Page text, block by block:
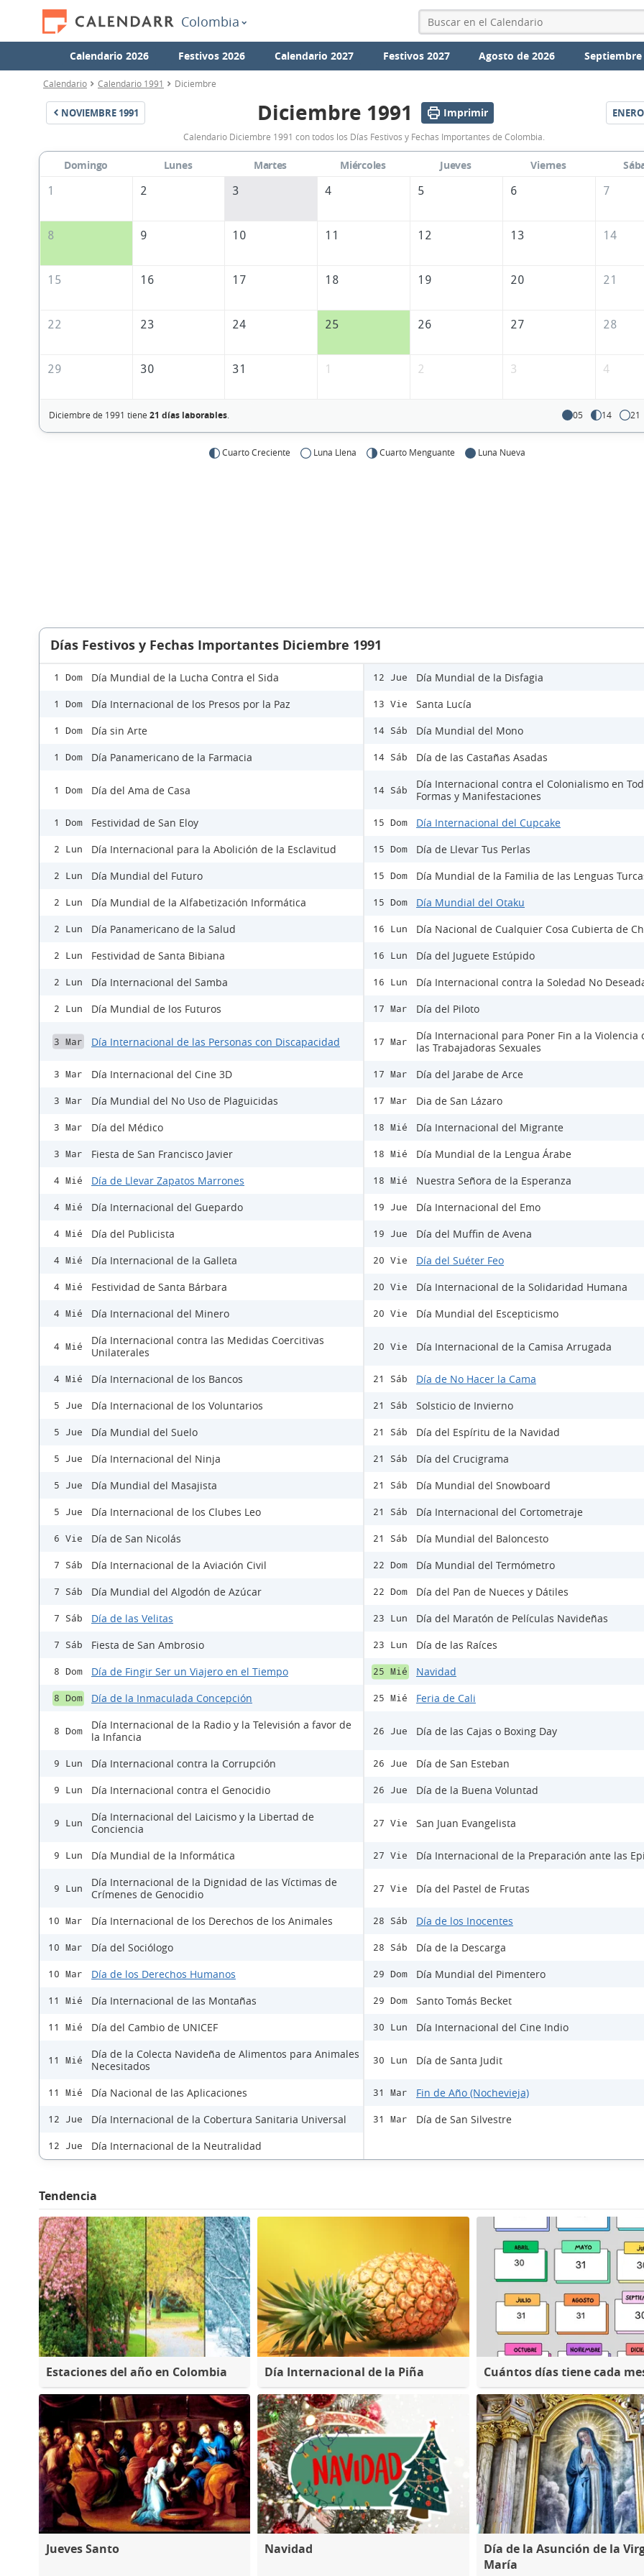
Colombia
Calendario 2026 Festivos 2026 Calendario 2027 Festivos 2027 Agosto de 2026 Septiembre
Calendario Calendario 1991 Diciembre
NOVIEMBRE 1991
Calendario
Diciembre
1991
Colombia
Diciembre 1991 Imprimir ENERO
Calendario Diciembre 1991 con todos los Días Festivos y Fechas Importantes de Colombia.
Domingo Lunes Martes Miércoles Jueves Viernes
1
2 3 4 5 6 7
8 9 10 11 12 13 14
15 16 17 18 19 20 21
22 23 24 25 26 27 28
29 30 31 1 2 3 4
Diciembre de 1991 tiene 21 días laborables. 05 14 21
Cuarto Creciente Luna Llena Cuarto Menguante Luna Nueva
Días Festivos y Fechas Importantes Diciembre 1991
1 Dom Día Mundial de la Lucha Contra el Sida
1 Dom Día Internacional de los Presos por la Paz
1 Dom Día sin Arte
1 Dom Día Panamericano de la Farmacia
1 Dom Día del Ama de Casa
1 Dom Festividad de San Eloy
2 Lun Día Internacional para la Abolición de la Esclavitud
2 Lun Día Mundial del Futuro
2 Lun Día Mundial de la Alfabetización Informática
2 Lun Día Panamericano de la Salud
2 Lun Festividad de Santa Bibiana
2 Lun Día Internacional del Samba
2 Lun Día Mundial de los Futuros
3 Mar Día Internacional de las Personas con Discapacidad
3 Mar Día Internacional del Cine 3D
3 Mar Día Mundial del No Uso de Plaguicidas
3 Mar Día del Médico
3 Mar Fiesta de San Francisco Javier
4 Mié Día de Llevar Zapatos Marrones
4 Mié Día Internacional del Guepardo
4 Mié Día del Publicista
4 Mié Día Internacional de la Galleta
4 Mié Festividad de Santa Bárbara
4 Mié Día Internacional del Minero
4 Mié
Día Internacional contra las Medidas Coercitivas
Unilaterales
4 Mié Día Internacional de los Bancos
5 Jue Día Internacional de los Voluntarios
5 Jue Día Mundial del Suelo
5 Jue Día Internacional del Ninja
5 Jue Día Mundial del Masajista
5 Jue Día Internacional de los Clubes Leo
6 Vie Día de San Nicolás
7 Sáb Día Internacional de la Aviación Civil
7 Sáb Día Mundial del Algodón de Azúcar
7 Sáb Día de las Velitas
7 Sáb Fiesta de San Ambrosio
8 Dom Día de Fingir Ser un Viajero en el Tiempo
8 Dom Día de la Inmaculada Concepción
8 Dom
Día Internacional de la Radio y la Televisión a favor de
la Infancia
9 Lun Día Internacional contra la Corrupción
9 Lun Día Internacional contra el Genocidio
9 Lun
Día Internacional del Laicismo y la Libertad de
Conciencia
9 Lun Día Mundial de la Informática
9 Lun
Día Internacional de la Dignidad de las Víctimas de
Crímenes de Genocidio
10 Mar Día Internacional de los Derechos de los Animales
10 Mar Día del Sociólogo
10 Mar Día de los Derechos Humanos
11 Mié Día Internacional de las Montañas
11 Mié Día del Cambio de UNICEF
11 Mié
Día de la Colecta Navideña de Alimentos para Animales
Necesitados
11 Mié Día Nacional de las Aplicaciones
12 Jue Día Internacional de la Cobertura Sanitaria Universal
12 Jue Día Internacional de la Neutralidad
12 Jue Día Mundial de la Disfagia
13 Vie Santa Lucía
14 Sáb Día Mundial del Mono
14 Sáb Día de las Castañas Asadas
14 Sáb
Día Internacional contra el Colonialismo en
Formas y Manifestaciones
15 Dom Día Internacional del Cupcake
15 Dom Día de Llevar Tus Perlas
15 Dom Día Mundial de la Familia de las Lenguas
15 Dom Día Mundial del Otaku
16 Lun Día Nacional de Cualquier Cosa Cubierta de
16 Lun Día del Juguete Estúpido
16 Lun Día Internacional contra la Soledad No
17 Mar Día del Piloto
17 Mar
Día Internacional para Poner Fin a la Violencia
las Trabajadoras Sexuales
17 Mar Día del Jarabe de Arce
17 Mar Dia de San Lázaro
18 Mié Día Internacional del Migrante
18 Mié Día Mundial de la Lengua Árabe
18 Mié Nuestra Señora de la Esperanza
19 Jue Día Internacional del Emo
19 Jue Día del Muffin de Avena
20 Vie Día del Suéter Feo
20 Vie Día Internacional de la Solidaridad Humana
20 Vie Día Mundial del Escepticismo
20 Vie Día Internacional de la Camisa Arrugada
21 Sáb Día de No Hacer la Cama
21 Sáb Solsticio de Invierno
21 Sáb Día del Espíritu de la Navidad
21 Sáb Día del Crucigrama
21 Sáb Día Mundial del Snowboard
21 Sáb Día Internacional del Cortometraje
21 Sáb Día Mundial del Baloncesto
22 Dom Día Mundial del Termómetro
22 Dom Día del Pan de Nueces y Dátiles
23 Lun Día del Maratón de Películas Navideñas
23 Lun Día de las Raíces
25 Mié Navidad
25 Mié Feria de Cali
26 Jue Día de las Cajas o Boxing Day
26 Jue Día de San Esteban
26 Jue Día de la Buena Voluntad
27 Vie San Juan Evangelista
27 Vie Día Internacional de la Preparación ante las
27 Vie Día del Pastel de Frutas
28 Sáb Día de los Inocentes
28 Sáb Día de la Descarga
29 Dom Día Mundial del Pimentero
29 Dom Santo Tomás Becket
30 Lun Día Internacional del Cine Indio
30 Lun Día de Santa Judit
31 Mar Fin de Año (Nochevieja)
31 Mar Día de San Silvestre
Tendencia
Estaciones del año en Colombia Día Internacional de la Piña Cuántos días tiene cada
Jueves Santo Navidad
Día de la Asunción de la
María